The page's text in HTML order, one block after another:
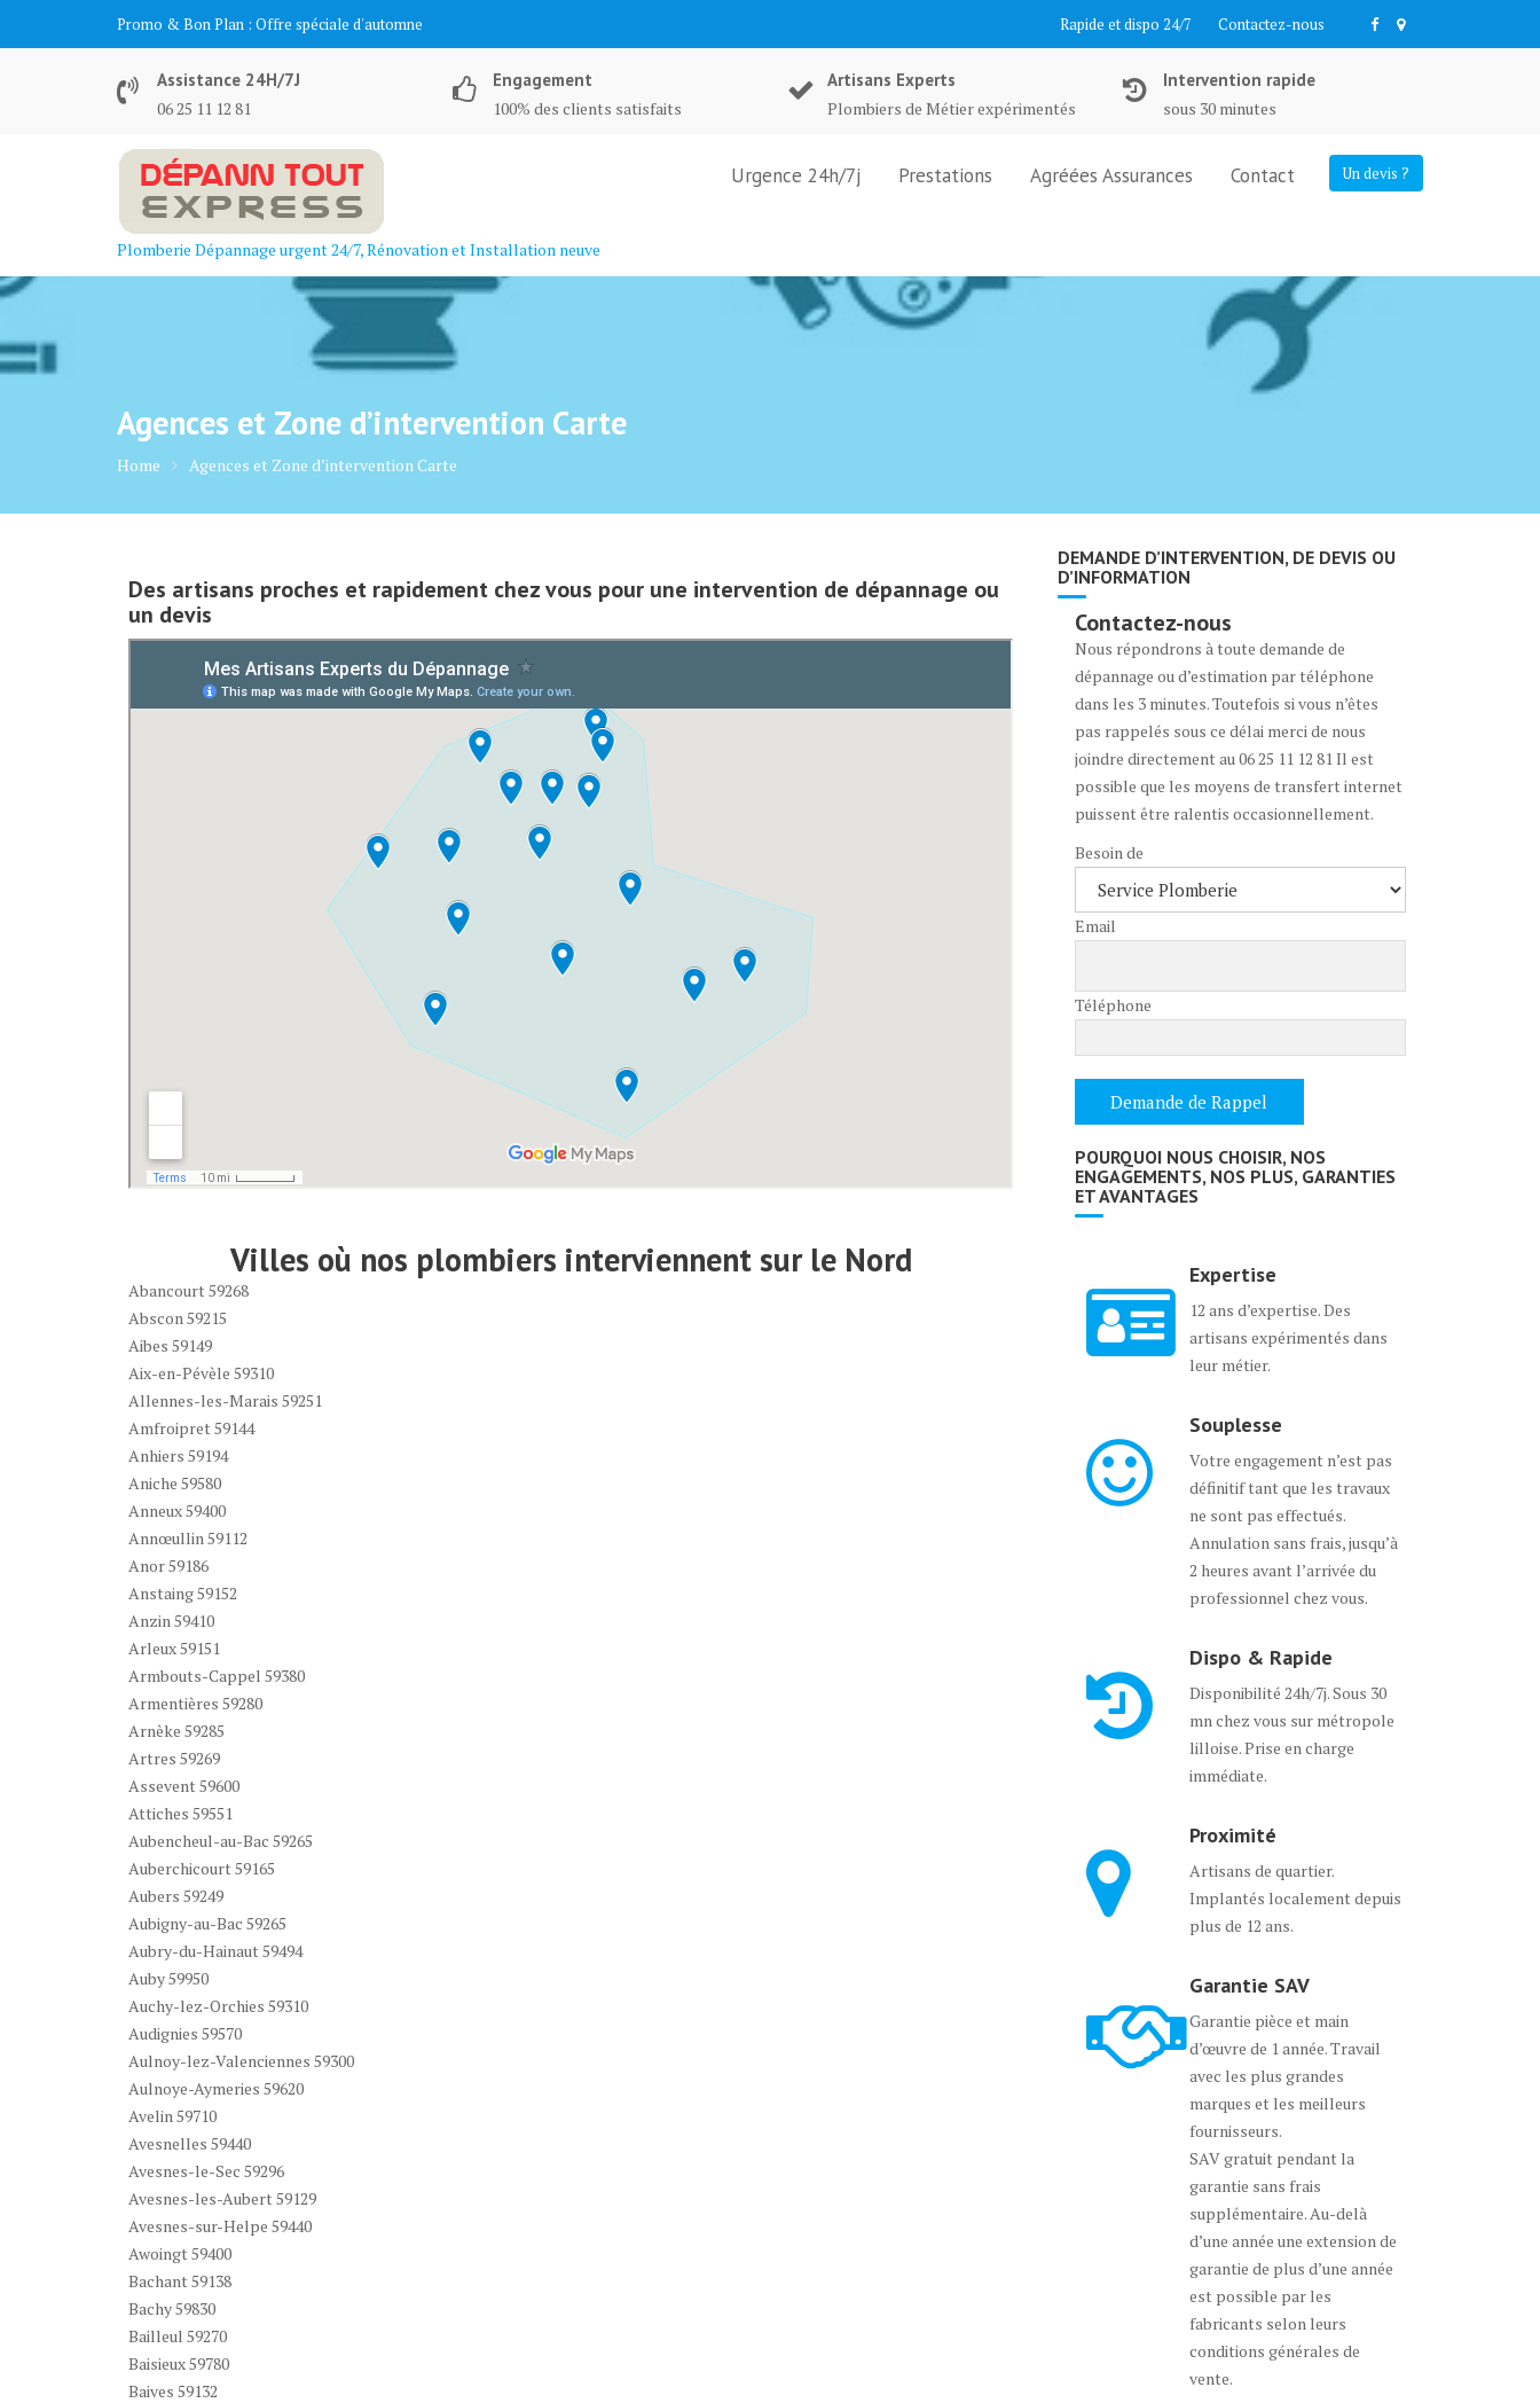
Promo & Bon Plan : Offre spéciale d'automne Rapide et dispo 24/7 Contactez-nous
Assistance 24H/7J
06 25 11 12 81
Engagement
100% des clients satisfaits
Artisans Experts
Plombiers de Métier expérimentés
Intervention rapide
sous 30 minutes
Plomberie Dépannage urgent 24/7, Rénovation et Installation neuve
Un devis ?
Urgence 24h/7j Prestations Agréées Assurances Contact
Agences et Zone d’intervention Carte
Home Agences et Zone d’intervention Carte
Des artisans proches et rapidement chez vous pour une intervention de dépannage ou
un devis
Villes où nos plombiers interviennent sur le Nord
Abancourt 59268
Abscon 59215
Aibes 59149
Aix-en-Pévèle 59310
Allennes-les-Marais 59251
Amfroipret 59144
Anhiers 59194
Aniche 59580
Anneux 59400
Annœullin 59112
Anor 59186
Anstaing 59152
Anzin 59410
Arleux 59151
Armbouts-Cappel 59380
Armentières 59280
Arnèke 59285
Artres 59269
Assevent 59600
Attiches 59551
Aubencheul-au-Bac 59265
Auberchicourt 59165
Aubers 59249
Aubigny-au-Bac 59265
Aubry-du-Hainaut 59494
Auby 59950
Auchy-lez-Orchies 59310
Audignies 59570
Aulnoy-lez-Valenciennes 59300
Aulnoye-Aymeries 59620
Avelin 59710
Avesnelles 59440
Avesnes-le-Sec 59296
Avesnes-les-Aubert 59129
Avesnes-sur-Helpe 59440
Awoingt 59400
Bachant 59138
Bachy 59830
Bailleul 59270
Baisieux 59780
Baives 59132
DEMANDE D’INTERVENTION, DE DEVIS OU
D’INFORMATION
Contactez-nous
Nous répondrons à toute demande de
dépannage ou d’estimation par téléphone
dans les 3 minutes. Toutefois si vous n’êtes
pas rappelés sous ce délai merci de nous
joindre directement au 06 25 11 12 81 Il est
possible que les moyens de transfert internet
puissent être ralentis occasionnellement.
Besoin de
Email
Téléphone
POURQUOI NOUS CHOISIR, NOS
ENGAGEMENTS, NOS PLUS, GARANTIES
ET AVANTAGES
Expertise
12 ans d’expertise. Des
artisans expérimentés dans
leur métier.
Souplesse
Votre engagement n’est pas
définitif tant que les travaux
ne sont pas effectués.
Annulation sans frais, jusqu’à
2 heures avant l’arrivée du
professionnel chez vous.
Dispo & Rapide
Disponibilité 24h/7j. Sous 30
mn chez vous sur métropole
lilloise. Prise en charge
immédiate.
Proximité
Artisans de quartier.
Implantés localement depuis
plus de 12 ans.
Garantie SAV
Garantie pièce et main
d’œuvre de 1 année. Travail
avec les plus grandes
marques et les meilleurs
fournisseurs.
SAV gratuit pendant la
garantie sans frais
supplémentaire. Au-delà
d’une année une extension de
garantie de plus d’une année
est possible par les
fabricants selon leurs
conditions générales de
vente.